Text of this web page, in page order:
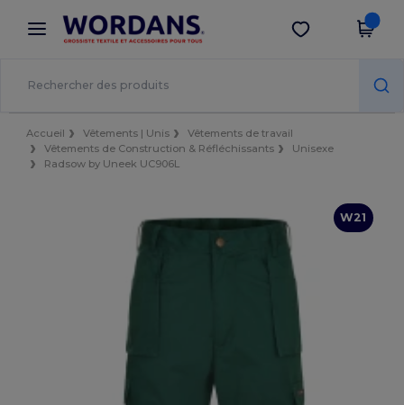
× Appli Wordans
Meilleurs prix sur l’app !
Obtenir l'appli
Accueil Vêtements | Unis
Vêtements de travail
Vêtements de Construction & Réfléchissants
Unisexe
Radsow by Uneek UC906L
W21